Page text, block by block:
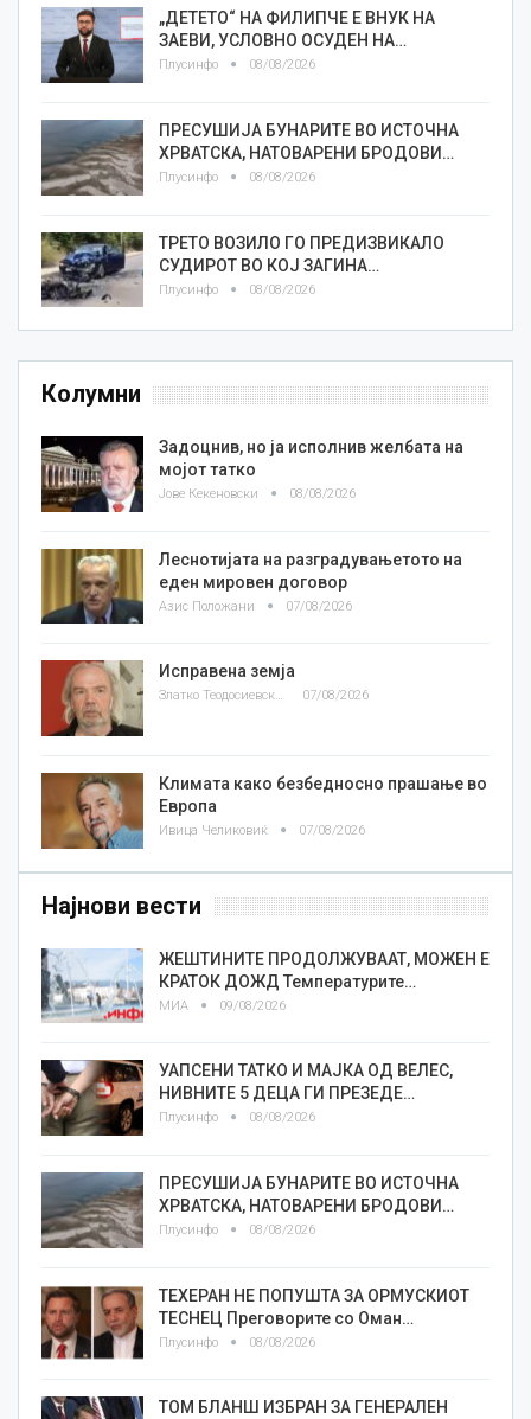
„ДЕТЕТО“ НА ФИЛИПЧЕ Е ВНУК НА
ЗАЕВИ, УСЛОВНО ОСУДЕН НА…
Плусинфо 08/08/2026
ПРЕСУШИЈА БУНАРИТЕ ВО ИСТОЧНА
ХРВАТСКА, НАТОВАРЕНИ БРОДОВИ…
Плусинфо 08/08/2026
ТРЕТО ВОЗИЛО ГО ПРЕДИЗВИКАЛО
СУДИРОТ ВО КОЈ ЗАГИНА…
Плусинфо 08/08/2026
Колумни
Задоцнив, но ја исполнив желбата на
мојот татко
Јове Кекеновски 08/08/2026
Леснотијата на разградувањетото на
еден мировен договор
Азис Положани 07/08/2026
Исправена земја
Златко Теодосиевски 07/08/2026
Климата како безбедносно прашање во
Европа
Ивица Челиковиќ 07/08/2026
Најнови вести
ЖЕШТИНИТЕ ПРОДОЛЖУВААТ, МОЖЕН Е
КРАТОК ДОЖД Температурите…
МИА 09/08/2026
УАПСЕНИ ТАТКО И МАЈКА ОД ВЕЛЕС,
НИВНИТЕ 5 ДЕЦА ГИ ПРЕЗЕДЕ…
Плусинфо 08/08/2026
ПРЕСУШИЈА БУНАРИТЕ ВО ИСТОЧНА
ХРВАТСКА, НАТОВАРЕНИ БРОДОВИ…
Плусинфо 08/08/2026
ТЕХЕРАН НЕ ПОПУШТА ЗА ОРМУСКИОТ
ТЕСНЕЦ Преговорите со Оман…
Плусинфо 08/08/2026
ТОМ БЛАНШ ИЗБРАН ЗА ГЕНЕРАЛЕН